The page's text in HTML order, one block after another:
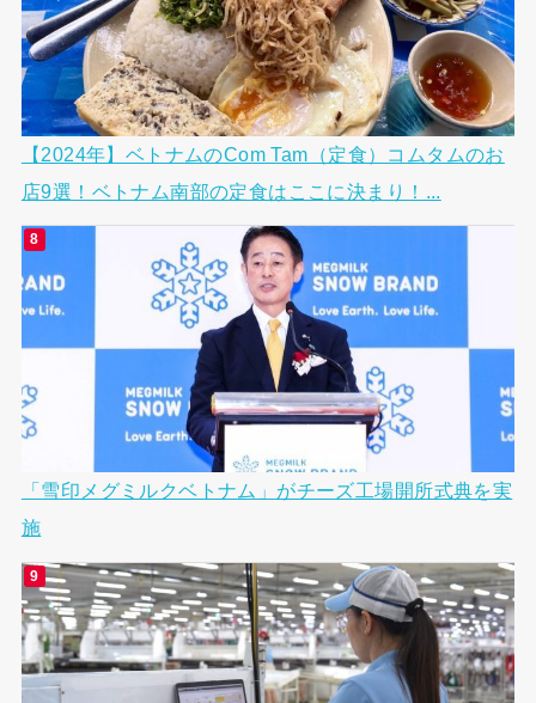
【2024年】ベトナムのCom Tam（定食）コムタムのお
店9選！ベトナム南部の定食はここに決まり！...
「雪印メグミルクベトナム」がチーズ工場開所式典を実
施